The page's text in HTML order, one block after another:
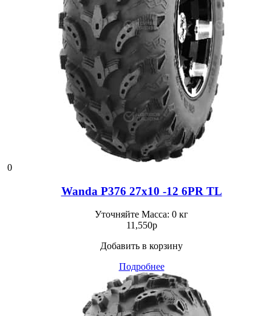
0
Wanda P376 27x10 -12 6PR TL
Уточняйте Масса: 0 кг
11,550p
Добавить в корзину
Подробнее